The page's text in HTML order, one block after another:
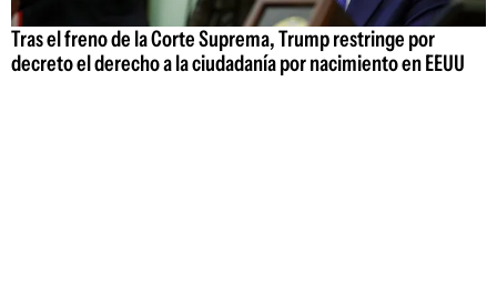
Tras el freno de la Corte Suprema, Trump restringe por
decreto el derecho a la ciudadanía por nacimiento en EEUU